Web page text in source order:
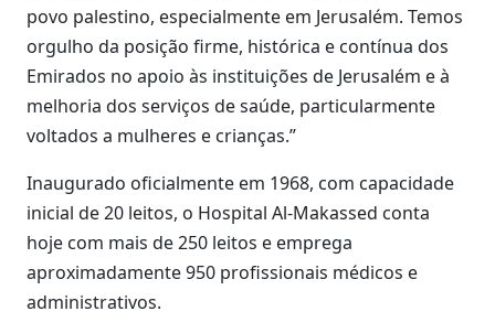
povo palestino, especialmente em Jerusalém. Temos
orgulho da posição firme, histórica e contínua dos
Emirados no apoio às instituições de Jerusalém e à
melhoria dos serviços de saúde, particularmente
voltados a mulheres e crianças.”
Inaugurado oficialmente em 1968, com capacidade
inicial de 20 leitos, o Hospital Al-Makassed conta
hoje com mais de 250 leitos e emprega
aproximadamente 950 profissionais médicos e
administrativos.